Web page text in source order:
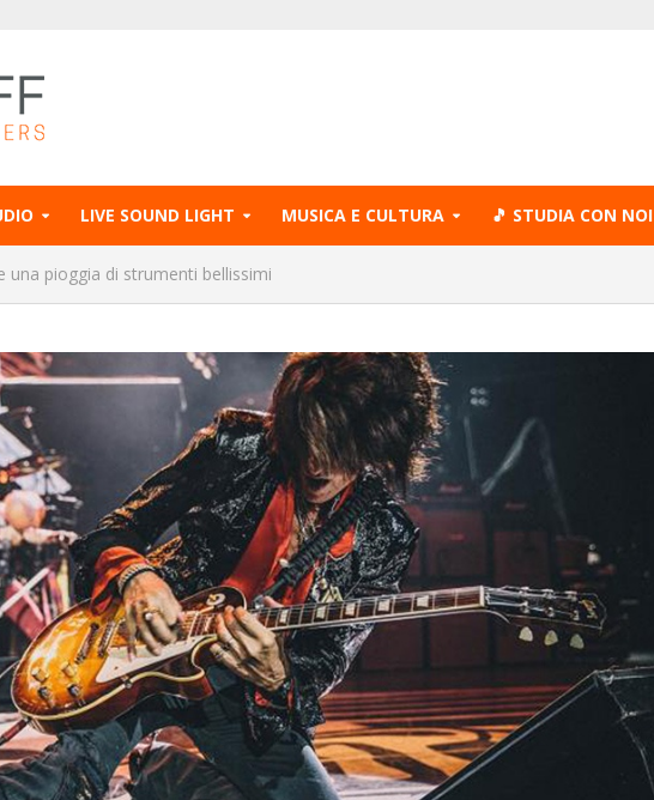
LIVE SOUND LIGHT MUSICA E CULTURA 🎵 STUDIA CON NOI
una pioggia di strumenti bellissimi